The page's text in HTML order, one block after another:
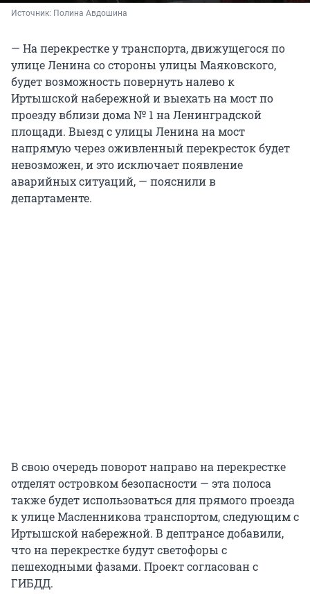
Источник: Полина Авдошина
— На перекрестке у транспорта, движущегося по
улице Ленина со стороны улицы Маяковского,
будет возможность повернуть налево к
Иртышской набережной и выехать на мост по
проезду вблизи дома № 1 на Ленинградской
площади. Выезд с улицы Ленина на мост
напрямую через оживленный перекресток будет
невозможен, и это исключает появление
аварийных ситуаций, — пояснили в
департаменте.
В свою очередь поворот направо на перекрестке
отделят островком безопасности — эта полоса
также будет использоваться для прямого проезда
к улице Масленникова транспортом, следующим с
Иртышской набережной. В дептрансе добавили,
что на перекрестке будут светофоры с
пешеходными фазами. Проект согласован с
ГИБДД.